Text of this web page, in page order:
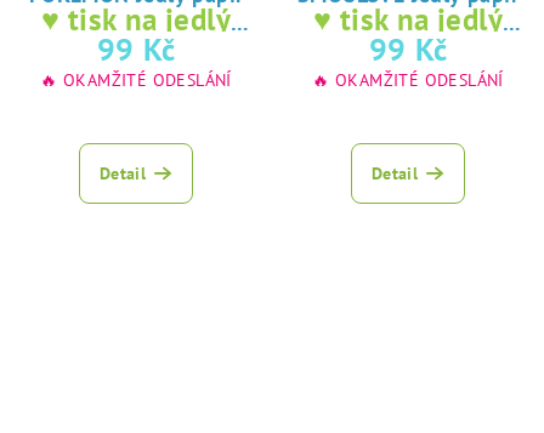
♥ tisk na jedlý
papír
99 Kč
🔥 OKAMŽITÉ ODESLÁNÍ
Detail
♥ tisk na jedlý
papír
99 Kč
🔥 OKAMŽITÉ ODESLÁNÍ
Detail